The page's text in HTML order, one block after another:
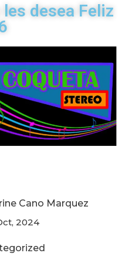
desea Feliz
Cano Marquez
2024